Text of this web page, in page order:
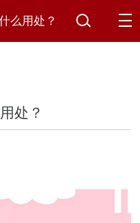
么用处？
处？